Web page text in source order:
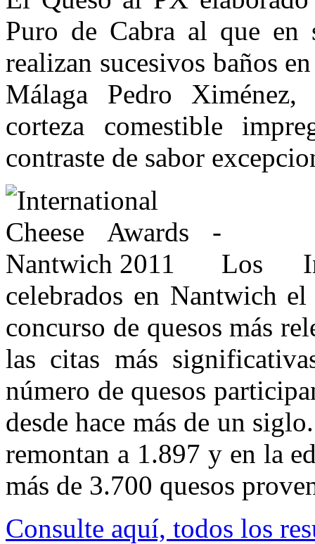
Puro de Cabra al que en
realizan sucesivos baños
Málaga Pedro
corteza comestible
contraste de sabor
Los
celebrados en Nantwich
concurso de quesos más
las citas más
número de quesos
desde hace más de un
remontan a 1.897 y en la
más de 3.700 quesos
Consulte aquí, todos los